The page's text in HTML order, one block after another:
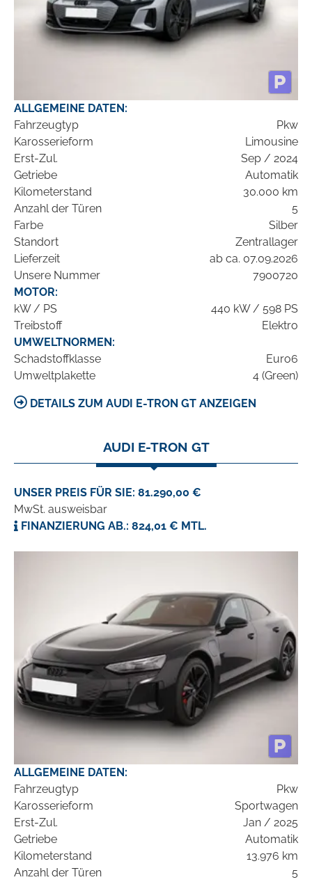
ALLGEMEINE DATEN:
Fahrzeugtyp
Pkw
Karosserieform
Limousine
Erst-Zul.
Sep / 2024
Getriebe
Automatik
Kilometerstand
30.000 km
Anzahl der Türen
5
Farbe
Silber
Standort
Zentrallager
Lieferzeit
ab ca. 07.09.2026
Unsere Nummer
7900720
MOTOR:
kW / PS
440 kW / 598 PS
Treibstoff
Elektro
UMWELTNORMEN:
Schadstoffklasse
Euro6
Umweltplakette
4 (Green)
DETAILS ZUM AUDI E-TRON GT ANZEIGEN
AUDI E-TRON GT
UNSER PREIS FÜR SIE: 81.290,00 €
MwSt. ausweisbar
FINANZIERUNG AB.: 824,01 € MTL.
ALLGEMEINE DATEN:
Fahrzeugtyp
Pkw
Karosserieform
Sportwagen
Erst-Zul.
Jan / 2025
Getriebe
Automatik
Kilometerstand
13.976 km
Anzahl der Türen
5